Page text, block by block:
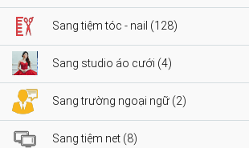
Sang tiệm tóc - nail (128)
Sang studio áo cưới (4)
Sang trường ngoại ngữ (2)
Sang tiệm net (8)